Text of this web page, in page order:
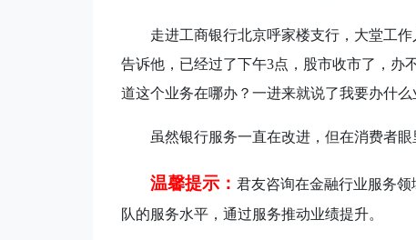
走进工商银行北京呼家楼支行，大堂工
告诉他，已经过了下午3点，股市收市了，办
道这个业务在哪办？一进来就说了我要办什
虽然银行服务一直在改进，但在消费者
温馨提示： 君友咨询在金融行业服务领
队的服务水平，通过服务推动业绩提升。